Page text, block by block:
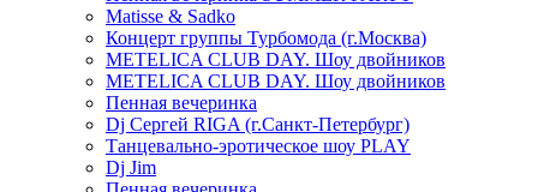
Matisse & Sadko
Концерт группы Турбомода (г.Москва)
METELICA CLUB DAY. Шоу двойников
METELICA CLUB DAY. Шоу двойников
Пенная вечеринка
Dj Сергей RIGA (г.Санкт-Петербург)
Танцевально-эротическое шоу PLAY
Dj Jim